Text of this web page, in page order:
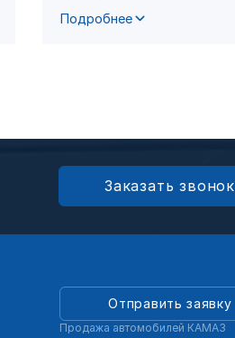
Подробнее
Заказать звонок
Отправить заявку
Продажа автомобилей КАМАЗ